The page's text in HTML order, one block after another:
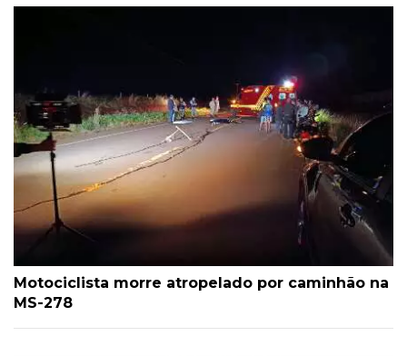
Motociclista morre atropelado por caminhão na
MS-278